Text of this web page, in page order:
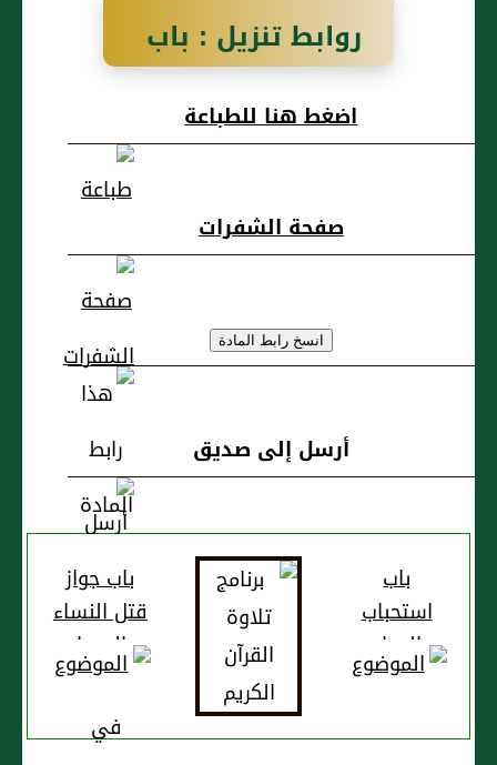
روابط تنزيل : باب
تحريم قتل النساء
والصبيان في
اضغط هنا للطباعة
صفحة الشفرات
أرسل إلى صديق
باب
استحباب
الدعاء
بالنصر عند
باب جواز
قتل النساء
والصبيان
في البيات
من غير
تعمد